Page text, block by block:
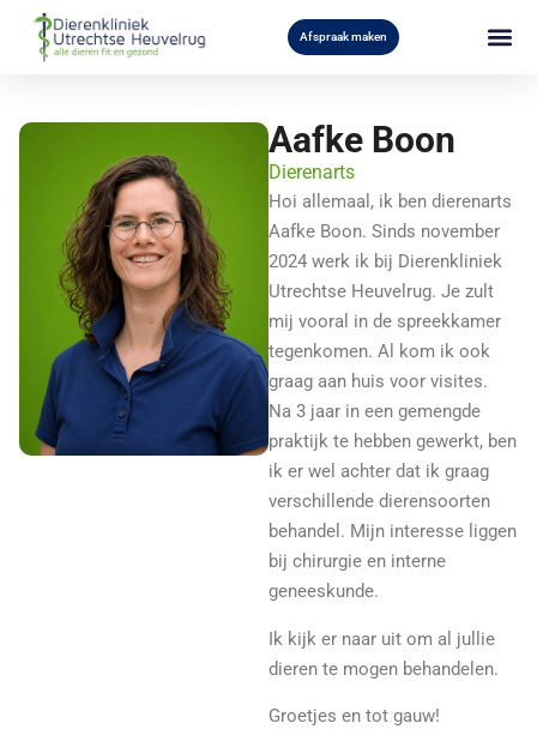
Afspraak maken
Aafke Boon
Dierenarts
Hoi allemaal, ik ben dierenarts
Aafke Boon. Sinds november
2024 werk ik bij Dierenkliniek
Utrechtse Heuvelrug. Je zult
mij vooral in de spreekkamer
tegenkomen. Al kom ik ook
graag aan huis voor visites.
Na 3 jaar in een gemengde
praktijk te hebben gewerkt, ben
ik er wel achter dat ik graag
verschillende dierensoorten
behandel. Mijn interesse liggen
bij chirurgie en interne
geneeskunde.
Ik kijk er naar uit om al jullie
dieren te mogen behandelen.
Groetjes en tot gauw!